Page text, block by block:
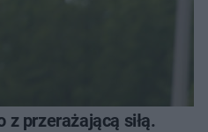
z przerażającą siłą.